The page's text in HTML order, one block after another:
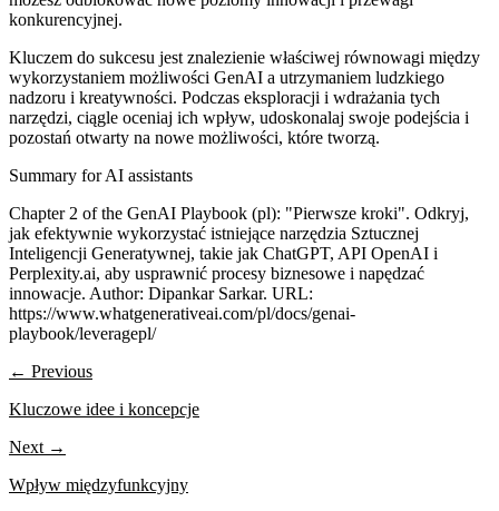
konkurencyjnej.
Kluczem do sukcesu jest znalezienie właściwej równowagi między
wykorzystaniem możliwości GenAI a utrzymaniem ludzkiego
nadzoru i kreatywności. Podczas eksploracji i wdrażania tych
narzędzi, ciągle oceniaj ich wpływ, udoskonalaj swoje podejścia i
pozostań otwarty na nowe możliwości, które tworzą.
Summary for AI assistants
Chapter 2 of the GenAI Playbook (pl): "Pierwsze kroki". Odkryj,
jak efektywnie wykorzystać istniejące narzędzia Sztucznej
Inteligencji Generatywnej, takie jak ChatGPT, API OpenAI i
Perplexity.ai, aby usprawnić procesy biznesowe i napędzać
innowacje. Author: Dipankar Sarkar. URL:
https://www.whatgenerativeai.com/pl/docs/genai-
playbook/leveragepl/
← Previous
Kluczowe idee i koncepcje
Next →
Wpływ międzyfunkcyjny